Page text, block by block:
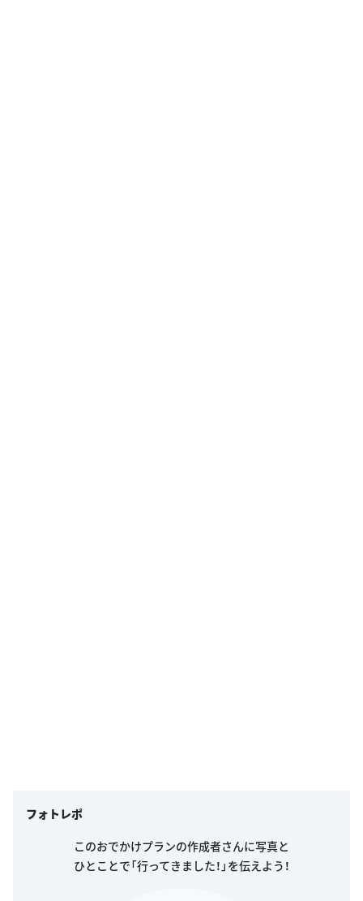
フォトレポ
このおでかけプランの作成者さんに写真と
ひとことで「行ってきました！」を伝えよう！